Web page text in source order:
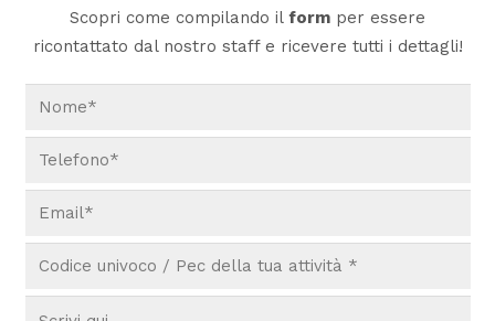
Scopri come compilando il form per essere
ricontattato dal nostro staff e ricevere tutti i dettagli!